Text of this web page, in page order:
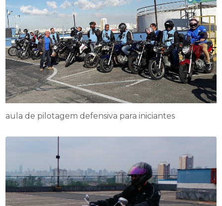
aula de pilotagem defensiva para iniciantes